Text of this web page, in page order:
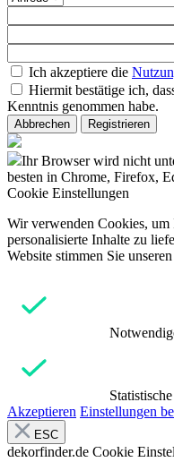
Ich akzeptiere die
Hiermit bestätige ich,
Kenntnis genommen habe.
Abbrechen Registrieren
Ihr Browser wird nicht
besten in Chrome, Firefox,
Cookie Einstellungen
Wir verwenden Cookies, um
personalisierte Inhalte zu
Website stimmen Sie
Akzeptieren Einstellungen
ESC
dekorfinder.de Cookie